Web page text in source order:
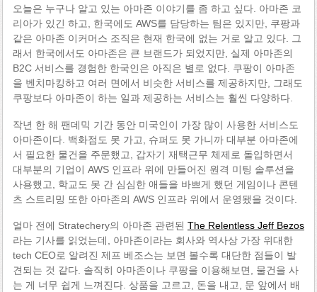
오늘은 누구나 알고 있는 아마존 이야기를 좀 하고 싶다. 아마존 코
리아가 있긴 하고, 한국에도 AWS를 담당하는 팀은 있지만, 쿠팡과
같은 아마존 이커머스 조직은 현재 한국에 없는 거로 알고 있다. 그
래서 한국에서도 아마존은 큰 브랜드가 되었지만, 실제 아마존의
B2C 서비스를 경험한 한국인은 아직은 별로 없다. 쿠팡이 아마존
을 벤치마킹하고 여러 면에서 비슷한 서비스를 제공하지만, 그래도
쿠팡보다 아마존이 하는 일과 제공하는 서비스는 훨씬 다양하다.
작년 한 해 팬데믹 기간 동안 미국인이 가장 많이 사용한 서비스도
아마존이다. 백화점도 못 가고, 슈퍼도 못 가니까 대부분 아마존에
서 필요한 물건을 주문했고, 갑자기 재택근무 체제로 돌입하면서
대부분의 기업이 AWS 인프라 위에 만들어진 원격 미팅 솔루션을
사용했고, 학교도 못 간 심심한 애들을 바쁘게 했던 게임이나 콘텐
츠 스트리밍 또한 아마존의 AWS 인프라 위에서 운영됐을 것이다.
얼마 전에 Stratechery의 아마존 관련된 The Relentless Jeff Bezos
라는 기사를 읽었는데, 아마존이라는 회사와 역사상 가장 위대한
tech CEO로 알려진 제프 베조스는 보면 볼수록 대단한 점들이 발
견되는 것 같다. 솔직히 아마존이나 쿠팡을 이용해보면, 물건을 사
는 게 너무 쉽게 느껴진다. 상품을 고르고, 돈을 내고, 문 앞에서 배